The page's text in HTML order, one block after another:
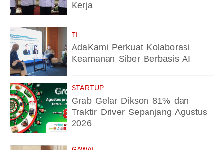
Kerja
TI
AdaKami Perkuat Kolaborasi
Keamanan Siber Berbasis AI
STARTUP
Grab Gelar Dikson 81% dan
Traktir Driver Sepanjang Agustus
2026